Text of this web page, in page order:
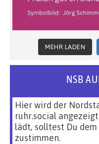
MEHR LADEN
NSB
Hier wird der
ruhr.social
lädt, solltest Du
zustimmen.